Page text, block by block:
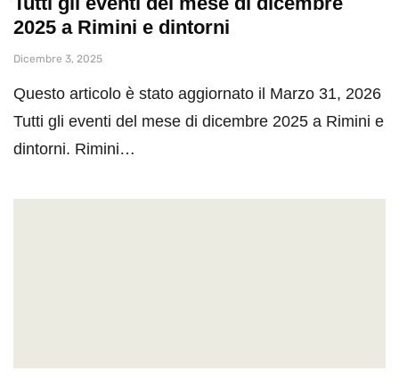
2025 a Rimini e dintorni
Dicembre 3, 2025
Questo articolo è stato aggiornato il Marzo 31, 2026
Tutti gli eventi del mese di dicembre 2025 a Rimini e
dintorni. Rimini…